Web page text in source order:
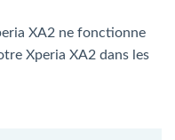
XA2 ne fonctionne
Xperia XA2 dans les